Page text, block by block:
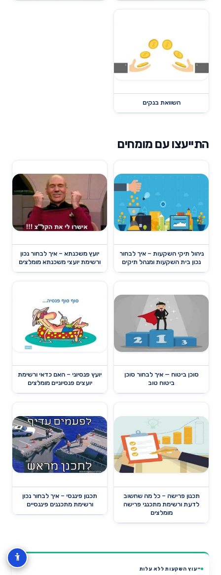
השוואת בנקים
התייעצו עם מומחים
ניהול תיקי השקעות – איך לבחור
נכון בית השקעות ומנהל תיקים
יועץ משכנתא – איך לבחור נכון
ורשימת יועצי משכנתא מומלצים
סוכן ביטוח — איך לבחור סוכן
ביטוח טוב
יועץ פנסיוני – האם כדאי ורשימת
יועצים פנסיוניים מומלצים
תכנון פרישה – כל מה שחשוב
לדעת ורשימת מתכנני פרישה
מומלצים
תכנון פיננסי – איך לבחור נכון
ורשימת מתכננים פיננסיים
ייעוץ השקעות ללא עלות